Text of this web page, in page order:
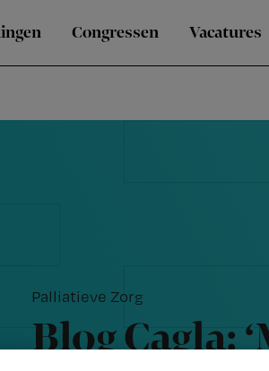
Congressen Vacatures
Palliatieve Zorg
Blog Cagla: